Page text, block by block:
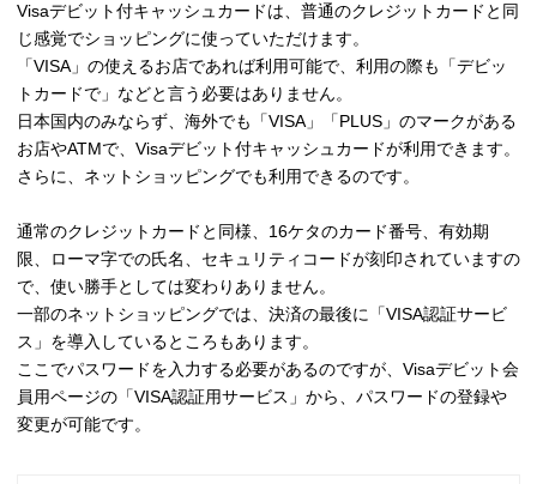
Visaデビット付キャッシュカードは、普通のクレジットカードと同
じ感覚でショッピングに使っていただけます。
「VISA」の使えるお店であれば利用可能で、利用の際も「デビッ
トカードで」などと言う必要はありません。
日本国内のみならず、海外でも「VISA」「PLUS」のマークがある
お店やATMで、Visaデビット付キャッシュカードが利用できます。
さらに、ネットショッピングでも利用できるのです。
通常のクレジットカードと同様、16ケタのカード番号、有効期
限、ローマ字での氏名、セキュリティコードが刻印されていますの
で、使い勝手としては変わりありません。
一部のネットショッピングでは、決済の最後に「VISA認証サービ
ス」を導入しているところもあります。
ここでパスワードを入力する必要があるのですが、Visaデビット会
員用ページの「VISA認証用サービス」から、パスワードの登録や
変更が可能です。